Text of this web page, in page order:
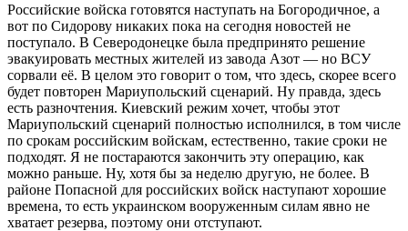
Российские войска готовятся наступать на Богородичное, а
вот по Сидорову никаких пока на сегодня новостей не
поступало. В Северодонецке была предпринято решение
эвакуировать местных жителей из завода Азот — но ВСУ
сорвали её. В целом это говорит о том, что здесь, скорее всего
будет повторен Мариупольский сценарий. Ну правда, здесь
есть разночтения. Киевский режим хочет, чтобы этот
Мариупольский сценарий полностью исполнился, в том числе
по срокам российским войскам, естественно, такие сроки не
подходят. Я не постараются закончить эту операцию, как
можно раньше. Ну, хотя бы за неделю другую, не более. В
районе Попасной для российских войск наступают хорошие
времена, то есть украинском вооруженным силам явно не
хватает резерва, поэтому они отступают.